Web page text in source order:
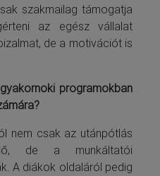
szakmailag támogatja
az egész vállalat
de a motivációt is
programokban
nem csak az utánpótlás
de a munkáltatói
A diákok oldaláról pedig